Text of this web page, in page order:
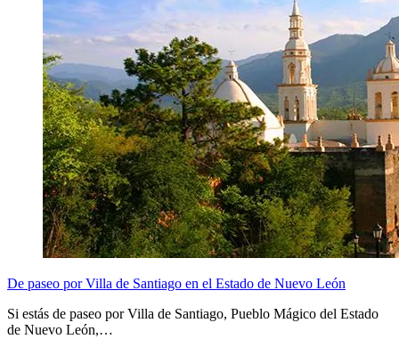
De paseo por Villa de Santiago en el Estado de Nuevo León
Si estás de paseo por Villa de Santiago, Pueblo Mágico del Estado
de Nuevo León,…